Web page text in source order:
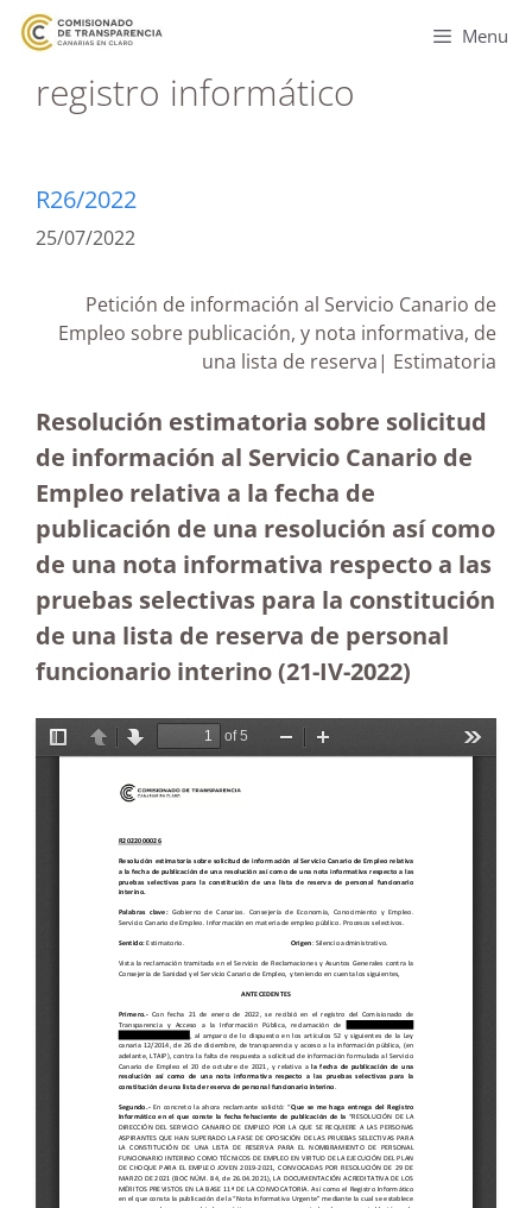
Menu
registro informático
R26/2022
25/07/2022
Petición de información al Servicio Canario de
Empleo sobre publicación, y nota informativa, de
una lista de reserva| Estimatoria
Resolución estimatoria sobre solicitud
de información al Servicio Canario de
Empleo relativa a la fecha de
publicación de una resolución así como
de una nota informativa respecto a las
pruebas selectivas para la constitución
de una lista de reserva de personal
funcionario interino (21-IV-2022)